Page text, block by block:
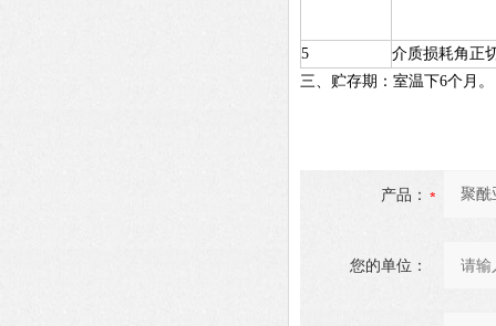
5
介质损耗角正
三、贮存期：室温下6个月。
产品：
您的单位：